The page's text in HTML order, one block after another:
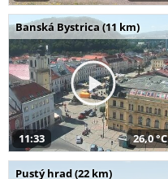
Banská Bystrica (11 km)
11:33 26,0 °C
Pustý hrad (22 km)